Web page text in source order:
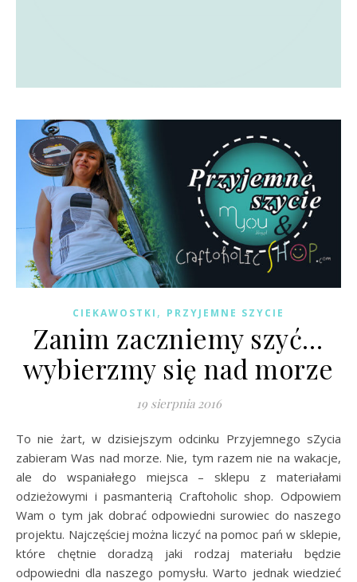
CIEKAWOSTKI , PRZYJEMNE SZYCIE
Zanim zaczniemy szyć…
wybierzmy się nad morze
19 sierpnia 2016
To nie żart, w dzisiejszym odcinku Przyjemnego sZycia
zabieram Was nad morze. Nie, tym razem nie na wakacje,
ale do wspaniałego miejsca – sklepu z materiałami
odzieżowymi i pasmanterią Craftoholic shop. Odpowiem
Wam o tym jak dobrać odpowiedni surowiec do naszego
projektu. Najczęściej można liczyć na pomoc pań w sklepie,
które chętnie doradzą jaki rodzaj materiału będzie
odpowiedni dla naszego pomysłu. Warto jednak wiedzieć